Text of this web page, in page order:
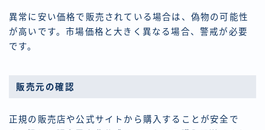
異常に安い価格で販売されている場合は、偽物の可能性
が高いです。市場価格と大きく異なる場合、警戒が必要
です。
販売元の確認
正規の販売店や公式サイトから購入することが安全で